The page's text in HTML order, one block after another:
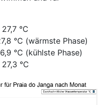
°C
°C (wärmste Phase)
°C (kühlste Phase)
°C